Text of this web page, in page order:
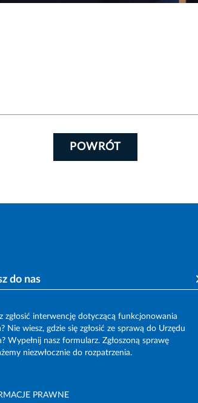
POWRÓT
do nas
zgłosić interwencję dotyczącą funkcjonowania
Nie wiesz, gdzie się zgłosić ze sprawą do Urzędu
Wypełnij nasz formularz. Zgłoszoną sprawę
niezwłocznie do rozpatrzenia.
PRAWNE